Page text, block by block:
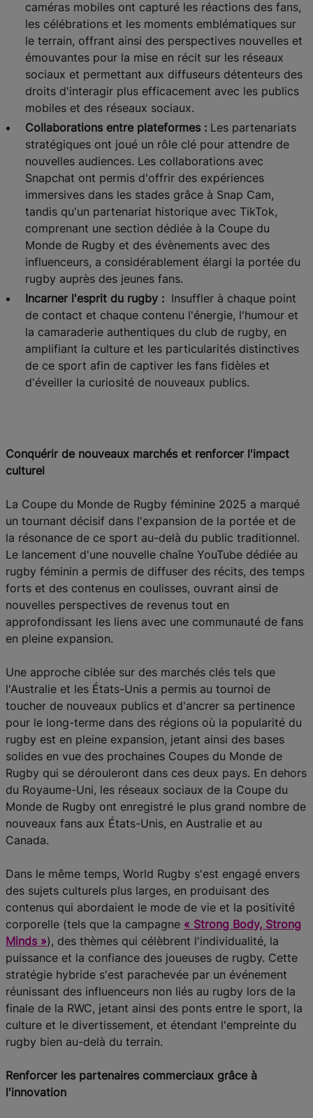
caméras mobiles ont capturé les réactions des fans,
les célébrations et les moments emblématiques sur
le terrain, offrant ainsi des perspectives nouvelles et
émouvantes pour la mise en récit sur les réseaux
sociaux et permettant aux diffuseurs détenteurs des
droits d'interagir plus efficacement avec les publics
mobiles et des réseaux sociaux.
Collaborations entre plateformes :Les partenariats
stratégiques ont joué un rôle clé pour attendre de
nouvelles audiences. Les collaborations avec
Snapchat ont permis d'offrir des expériences
immersives dans les stades grâce à Snap Cam,
tandis qu'un partenariat historique avec TikTok,
comprenant une section dédiée à la Coupe du
Monde de Rugby et des évènements avec des
influenceurs, a considérablement élargi la portée du
rugby auprès des jeunes fans.
Incarner l'esprit du rugby : Insuffler à chaque point
de contact et chaque contenu l'énergie, l'humour et
la camaraderie authentiques du club de rugby, en
amplifiant la culture et les particularités distinctives
de ce sport afin de captiver les fans fidèles et
d'éveiller la curiosité de nouveaux publics.
Conquérir de nouveaux marchés et renforcer l'impact
culturel
La Coupe du Monde de Rugby féminine 2025 a marqué
un tournant décisif dans l'expansion de la portée et de
la résonance de ce sport au-delà du public traditionnel.
Le lancement d'une nouvelle chaîne YouTube dédiée au
rugby féminin a permis de diffuser des récits, des temps
forts et des contenus en coulisses, ouvrant ainsi de
nouvelles perspectives de revenus tout en
approfondissant les liens avec une communauté de fans
en pleine expansion.
Une approche ciblée sur des marchés clés tels que
l'Australie et les États-Unis a permis au tournoi de
toucher de nouveaux publics et d'ancrer sa pertinence
pour le long-terme dans des régions où la popularité du
rugby est en pleine expansion, jetant ainsi des bases
solides en vue des prochaines Coupes du Monde de
Rugby qui se dérouleront dans ces deux pays. En dehors
du Royaume-Uni, les réseaux sociaux de la Coupe du
Monde de Rugby ont enregistré le plus grand nombre de
nouveaux fans aux États-Unis, en Australie et au
Canada.
Dans le même temps, World Rugby s'est engagé envers
des sujets culturels plus larges, en produisant des
contenus qui abordaient le mode de vie et la positivité
corporelle (tels que la campagne « Strong Body, Strong
Minds »), des thèmes qui célèbrent l'individualité, la
puissance et la confiance des joueuses de rugby. Cette
stratégie hybride s'est parachevée par un événement
réunissant des influenceurs non liés au rugby lors de la
finale de la RWC, jetant ainsi des ponts entre le sport, la
culture et le divertissement, et étendant l'empreinte du
rugby bien au-delà du terrain.
Renforcer les partenaires commerciaux grâce à
l'innovation